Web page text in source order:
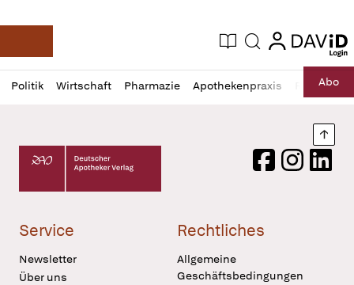
Deutsche Apotheker Zeitung
Aktuelle Ausgabe
Suche login
login
Politik Wirtschaft Pharmazie Apothekenpraxis RechtAbo
Profil
öffnen
Daz
Pur
Deutscher Apotheker Verlag Logo
FacebookInstagram
Service
Newsletter
Über uns
Rechtliches
Allgemeine
Geschäftsbedingungen